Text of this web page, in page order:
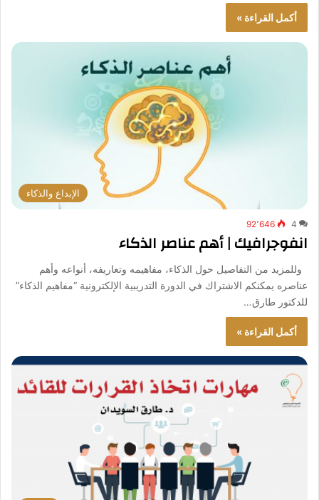
أكمل القراءة »
الإبداع والذكاء
4 92٬646
انفوجرافيك | أهم عناصر الذكاء
وللمزيد من التفاصيل حول الذكاء، مفاهيمه وتعاريفه، أنواعه وأهم
عناصره يمكنكم الاشتراك في الدورة التدريبية الإلكترونية “مفاهيم الذكاء”
للدكتور طارق…
أكمل القراءة »